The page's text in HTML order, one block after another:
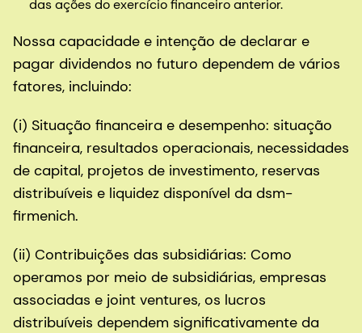
das ações do exercício financeiro anterior.
Nossa capacidade e intenção de declarar e
pagar dividendos no futuro dependem de vários
fatores, incluindo:
(i) Situação financeira e desempenho: situação
financeira, resultados operacionais, necessidades
de capital, projetos de investimento, reservas
distribuíveis e liquidez disponível da dsm-
firmenich.
(ii) Contribuições das subsidiárias: Como
operamos por meio de subsidiárias, empresas
associadas e joint ventures, os lucros
distribuíveis dependem significativamente da